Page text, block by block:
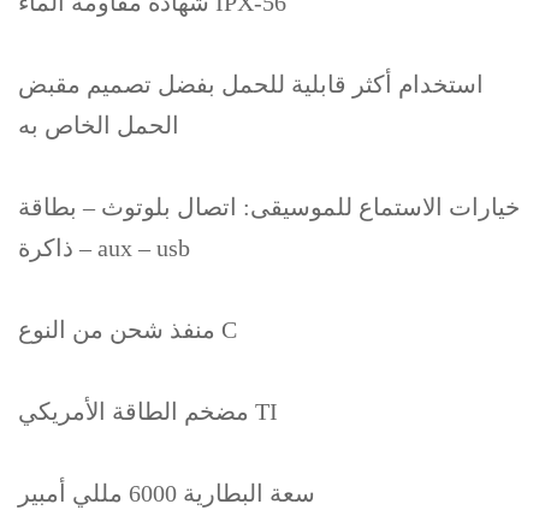
استخدام أكثر قابلية للحمل بفضل تصميم مقبض
الحمل الخاص به
خيارات الاستماع للموسيقى: اتصال بلوتوث – بطاقة
ذاكرة – aux – usb
منفذ شحن من النوع C
مضخم الطاقة الأمريكي TI
سعة البطارية 6000 مللي أمبير